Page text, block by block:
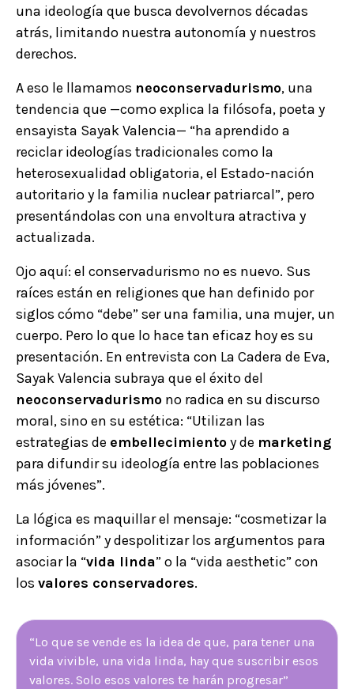
una ideología que busca devolvernos décadas
atrás, limitando nuestra autonomía y nuestros
derechos.
A eso le llamamos neoconservadurismo, una
tendencia que —como explica la filósofa, poeta y
ensayista Sayak Valencia— “ha aprendido a
reciclar ideologías tradicionales como la
heterosexualidad obligatoria, el Estado-nación
autoritario y la familia nuclear patriarcal”, pero
presentándolas con una envoltura atractiva y
actualizada.
Ojo aquí: el conservadurismo no es nuevo. Sus
raíces están en religiones que han definido por
siglos cómo “debe” ser una familia, una mujer, un
cuerpo. Pero lo que lo hace tan eficaz hoy es su
presentación. En entrevista con La Cadera de Eva,
Sayak Valencia subraya que el éxito del
neoconservadurismo no radica en su discurso
moral, sino en su estética: “Utilizan las
estrategias de embellecimientoy de marketing
para difundir su ideología entre las poblaciones
más jóvenes”.
La lógica es maquillar el mensaje: “cosmetizar la
información” y despolitizar los argumentos para
asociar la “vida linda” o la “vida aesthetic” con
los valores conservadores.
“Lo que se vende es la idea de que, para tener una
vida vivible, una vida linda, hay que suscribir esos
valores. Solo esos valores te harán progresar”